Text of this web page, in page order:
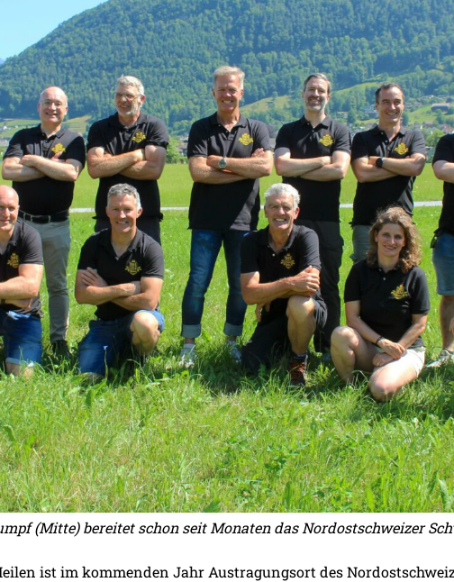
(Mitte) bereitet schon seit Monaten das Nordostschweizer
ist im kommenden Jahr Austragungsort des